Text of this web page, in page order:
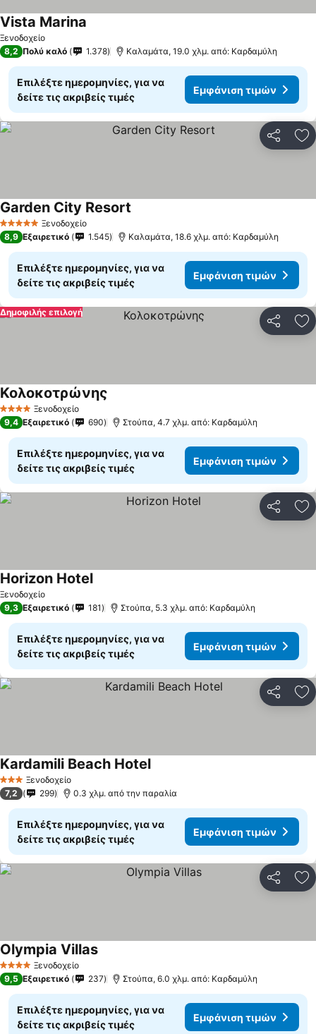
Ξενοδοχείο
Vista Marina
8,2 Πολύ καλό 1.378 Καλαμάτα, 19.0 χλμ. από: Καρδαμύλη
Επιλέξτε ημερομηνίες, για να
δείτε τις ακριβείς τιμές
Εμφάνιση τιμών
5 Αστέρια Ξενοδοχείο
Garden City Resort
8,9 Εξαιρετικό 1.545 Καλαμάτα, 18.6 χλμ. από: Καρδαμύλη
Επιλέξτε ημερομηνίες, για να
δείτε τις ακριβείς τιμές
Εμφάνιση τιμών
Δημοφιλής επιλογή
4 ΑστέριαΞενοδοχείο
Κολοκοτρώνης
9,4 Εξαιρετικό 690 Στούπα, 4.7 χλμ. από: Καρδαμύλη
Επιλέξτε ημερομηνίες, για να
δείτε τις ακριβείς τιμές
Εμφάνιση τιμών
Ξενοδοχείο
Horizon HotelΕμφάνιση τιμών
9,3 Εξαιρετικό 181 Στούπα, 5.3 χλμ. από: Καρδαμύλη
Επιλέξτε ημερομηνίες, για να
δείτε τις ακριβείς τιμές
Εμφάνιση τιμών
3 ΑστέριαΞενοδοχείο
Kardamili Beach HotelΕμφάνιση τιμών
7,2 299 0.3 χλμ. από την παραλία
Επιλέξτε ημερομηνίες, για να
δείτε τις ακριβείς τιμές
Εμφάνιση τιμών
4 ΑστέριαΞενοδοχείο
Olympia VillasΕμφάνιση τιμών
9,5 Εξαιρετικό 237 Στούπα, 6.0 χλμ. από: Καρδαμύλη
Επιλέξτε ημερομηνίες, για να
δείτε τις ακριβείς τιμές
Εμφάνιση τιμών